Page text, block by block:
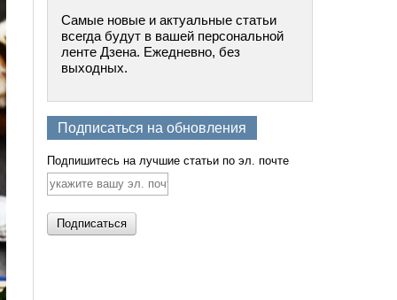
Самые новые и актуальные статьи
всегда будут в вашей персональной
ленте Дзена. Ежедневно, без
выходных.
Подписаться на обновления
Подпишитесь на лучшие статьи по эл. почте